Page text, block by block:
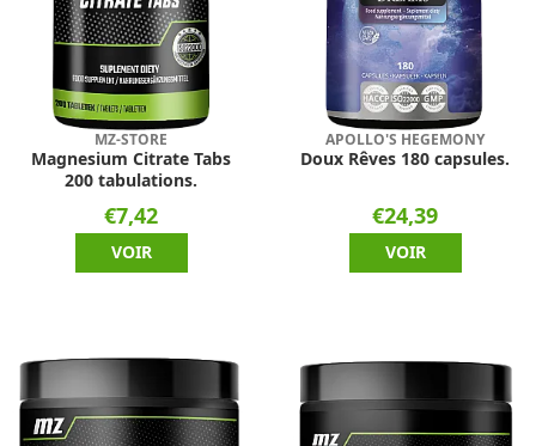
MZ-STORE
Magnesium Citrate Tabs
200 tabulations.
€7,42
VOIR
APOLLO'S HEGEMONY
Doux Rêves 180 capsules.
€24,39
VOIR